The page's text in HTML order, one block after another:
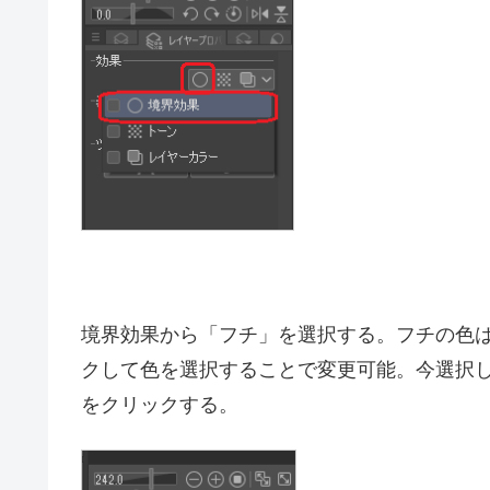
レイヤープロパティから「境界効果」を選択